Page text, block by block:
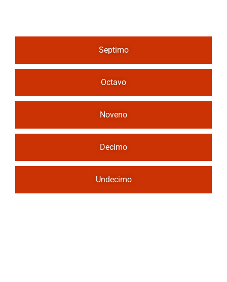
Septimo
Octavo
Noveno
Decimo
Undecimo